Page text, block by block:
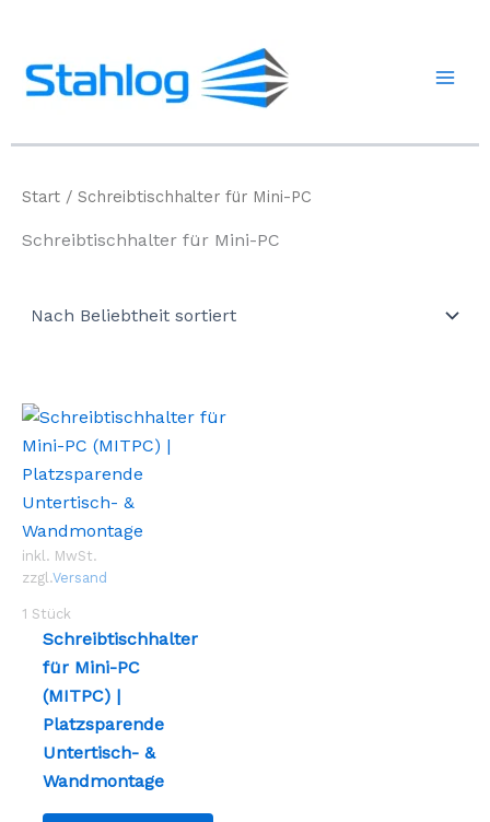
springen
Start / Schreibtischhalter für Mini-PC
Schreibtischhalter für Mini-PC
inkl. MwSt.
zzgl.Versand
1 Stück
Schreibtischhalter
für Mini-PC
(MITPC) |
Platzsparende
Untertisch- &
Wandmontage